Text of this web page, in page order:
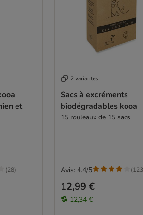
et
(28)
2 variantes
Sacs à excréments
biodégradables kooa
15 rouleaux de 15 sacs
12,99 €
12,34 €
Avis: 4.4/5 (123